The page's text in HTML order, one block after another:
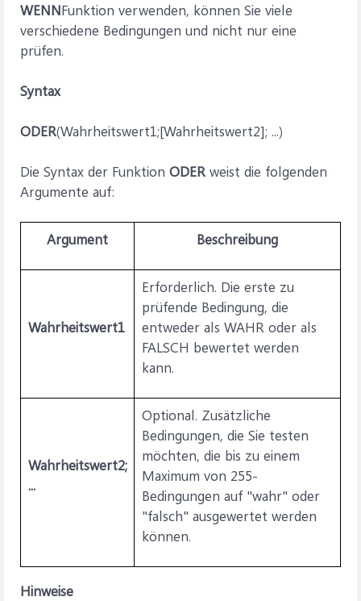
WENNFunktion verwenden, können Sie viele
verschiedene Bedingungen und nicht nur eine
prüfen.
Syntax
ODER(Wahrheitswert1;[Wahrheitswert2]; ...)
Die Syntax der Funktion ODER weist die folgenden
Argumente auf:
Argument Beschreibung
Wahrheitswert1
Erforderlich. Die erste zu
prüfende Bedingung, die
entweder als WAHR oder als
FALSCH bewertet werden
kann.
Wahrheitswert2;
...
Optional. Zusätzliche
Bedingungen, die Sie testen
möchten, die bis zu einem
Maximum von 255-
Bedingungen auf "wahr" oder
"falsch" ausgewertet werden
können.
Hinweise